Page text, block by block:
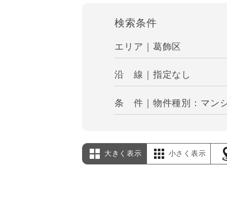
検索条件
エリア｜葛飾区
沿 線｜指定なし
条 件｜物件種別：マン
大きく表示 小さく表示